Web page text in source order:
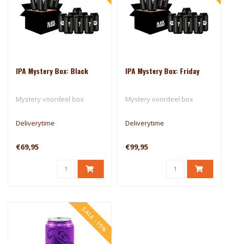
IPA Mystery Box: Black
Mystery voordeel box
Deliverytime
€69,95
IPA Mystery Box: Friday
Mystery voordeel box
Deliverytime
€99,95
SALE -15%